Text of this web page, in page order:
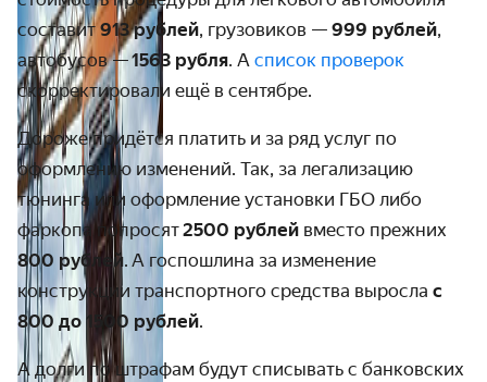
составит913 рублей, грузовиков — 999 рублей,
автобусов —1563 рубля. А список проверок
скорректировали ещё в сентябре.
Дороже придётся платить и за ряд услуг по
оформлению изменений. Так, за легализацию
тюнинга или оформление установки ГБО либо
фаркопа попросят2500 рублей вместо прежних
800 рублей. А госпошлина за изменение
конструкции транспортного средства выросла с
800 до 1500 рублей.
А долги по штрафам будут списывать с банковских